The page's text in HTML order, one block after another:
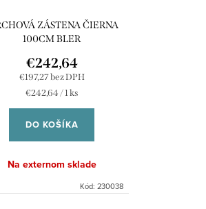
ZÁSTENA ČIERNA
100CM BLER
€197,27 bez DPH
€242,64
Jednotková
cena:
€242,64 / 1 ks
DO KOŠÍKA
Na externom sklade
Kód: 230038